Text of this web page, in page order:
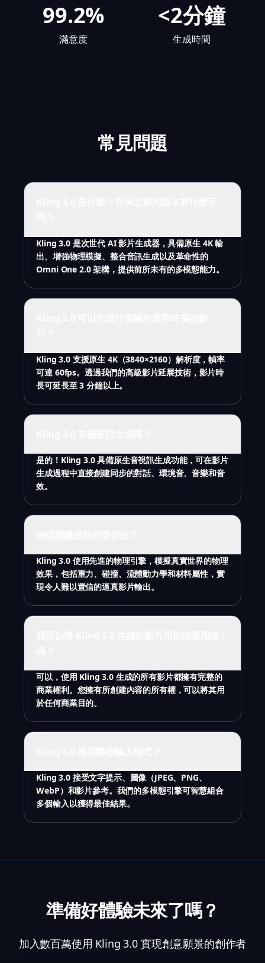
99.2%
滿意度
<2分鐘
生成時間
常見問題
Kling 3.0 是次世代 AI 影片生成器，具備原生 4K 輸
出、增強物理模擬、整合音訊生成以及革命性的
Omni One 2.0 架構，提供前所未有的多模態能力。
Kling 3.0 支援原生 4K（3840×2160）解析度，幀率
可達 60fps。透過我們的高級影片延展技術，影片時
長可延長至 3 分鐘以上。
是的！Kling 3.0 具備原生音視訊生成功能，可在影片
生成過程中直接創建同步的對話、環境音、音樂和音
效。
Kling 3.0 使用先進的物理引擎，模擬真實世界的物理
效果，包括重力、碰撞、流體動力學和材料屬性，實
現令人難以置信的逼真影片輸出。
可以，使用 Kling 3.0 生成的所有影片都擁有完整的
商業權利。您擁有所創建內容的所有權，可以將其用
於任何商業目的。
Kling 3.0 接受文字提示、圖像（JPEG、PNG、
WebP）和影片參考。我們的多模態引擎可智慧組合
多個輸入以獲得最佳結果。
準備好體驗未來了嗎？
加入數百萬使用 Kling 3.0 實現創意願景的創作者